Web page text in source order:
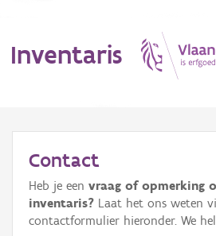
Inventaris
Erfgoedobject
Aanduidingsobject
Contact
Heb je een vraag of opmerking
inventaris? Laat het ons weten
contactformulier hieronder. We